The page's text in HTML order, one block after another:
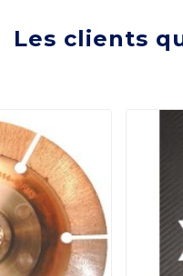
Les clients